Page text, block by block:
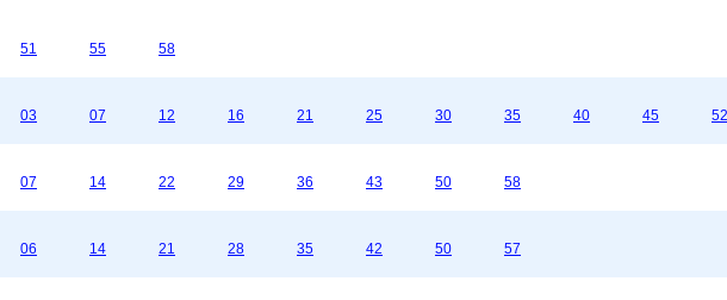
51 55 58
03 07 12 16 21 25 30 35 40 45 52
07 14 22 29 36 43 50 58
06 14 21 28 35 42 50 57